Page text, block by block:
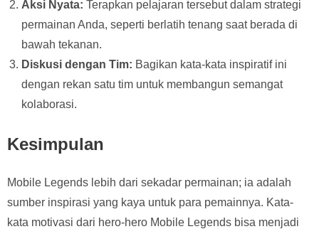
Aksi Nyata: Terapkan pelajaran tersebut dalam strategi
permainan Anda, seperti berlatih tenang saat berada di
bawah tekanan.
Diskusi dengan Tim: Bagikan kata-kata inspiratif ini
dengan rekan satu tim untuk membangun semangat
kolaborasi.
Kesimpulan
Mobile Legends lebih dari sekadar permainan; ia adalah
sumber inspirasi yang kaya untuk para pemainnya. Kata-
kata motivasi dari hero-hero Mobile Legends bisa menjadi